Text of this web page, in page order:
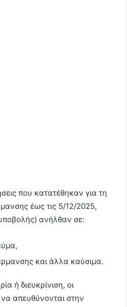
που κατατέθηκαν για τη
έως τις 5/12/2025,
ανήλθαν σε:
και άλλα καύσιμα.
ή διευκρίνιση, οι
απευθύνονται στην